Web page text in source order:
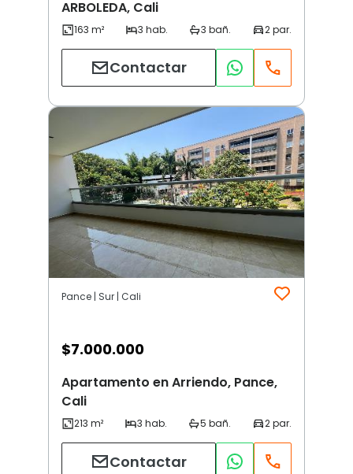
ARBOLEDA, Cali
Contactar
Pance | Sur | Cali
$7.000.000
Apartamento en Arriendo, Pance,
Cali
Contactar